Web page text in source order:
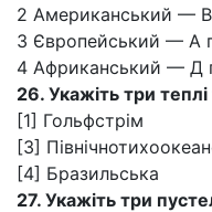
2 Американський —
3 Європейський — А
4 Африканський — Д
26. Укажіть три теплі
[1] Гольфстрім
[3]
[4] Бразильська
27. Укажіть три